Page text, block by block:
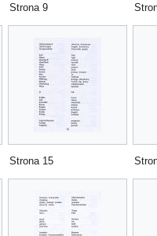
Strona 9
Strona 15